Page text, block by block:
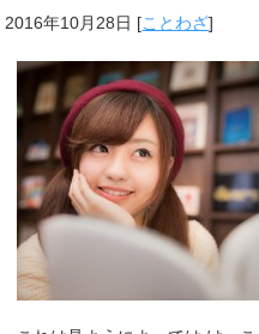
2016年10月28日 [ことわざ]